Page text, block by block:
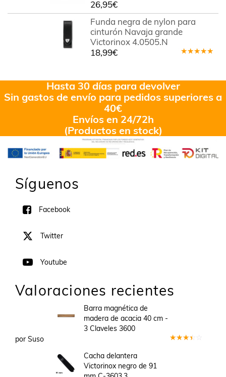
26,95€
Funda negra de nylon para
cinturón Navaja grande
Victorinox 4.0505.N
18,99€
Hasta 30 días para devolver
Sin gastos de envío para pedidos superiores a
40€
Envíos en 24/72h
(Productos en stock)
Síguenos
Facebook
Twitter
Youtube
Valoraciones recientes
Barra magnética de
madera de acacia 40 cm -
3 Claveles 3600
por Suso
Cacha delantera
Victorinox negro de 91